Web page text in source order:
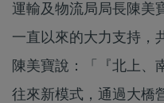
運輸及物流局局長陳美
一直以來的大力支持，
陳美寶說：「『北上、
往來新模式，通過大橋